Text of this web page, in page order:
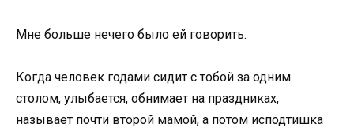
Мне больше нечего было ей говорить.
Когда человек годами сидит с тобой за одним
столом, улыбается, обнимает на праздниках,
называет почти второй мамой, а потом исподтишка